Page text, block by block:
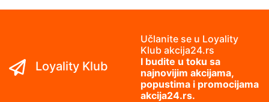
Loyality Klub
Učlanite se u Loyality
Klub akcija24.rs
I budite u toku sa
najnovijim akcijama,
popustima i promocijama
akcija24.rs.